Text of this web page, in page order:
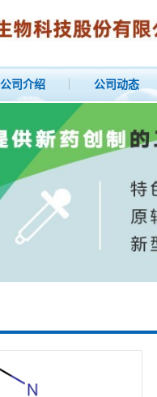
公司介绍 公司动态